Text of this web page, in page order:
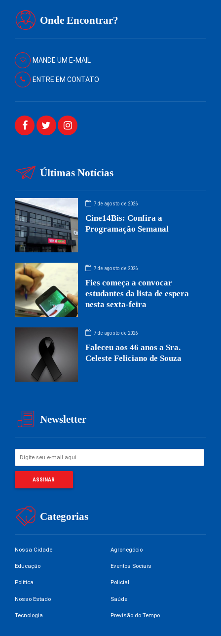
Onde Encontrar?
MANDE UM E-MAIL
ENTRE EM CONTATO
Últimas Notícias
7 de agosto de 2026
Cine14Bis: Confira a
Programação Semanal
7 de agosto de 2026
Fies começa a convocar
estudantes da lista de espera
nesta sexta-feira
7 de agosto de 2026
Faleceu aos 46 anos a Sra.
Celeste Feliciano de Souza
Newsletter
Categorias
Nossa Cidade Agronegócio
Educação Eventos Sociais
Política Policial
Nosso Estado Saúde
Tecnologia Previsão do Tempo